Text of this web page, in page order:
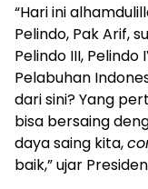
“Hari ini
Pelindo, Pak Arif,
Pelindo III, Pelindo
Pelabuhan
dari sini? Yang
bisa bersaing
daya saing kita,
baik,” ujar